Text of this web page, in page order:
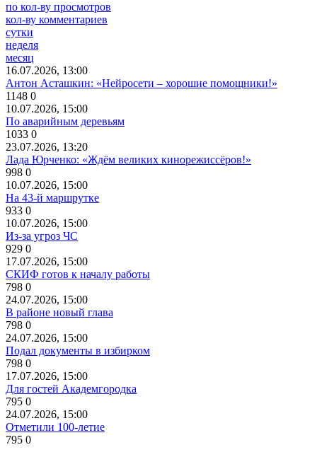
по кол-ву просмотров
кол-ву комментариев
сутки
неделя
месяц
16.07.2026, 13:00
Антон Асташкин: «Нейросети – хорошие помощники!»
1148 0
10.07.2026, 15:00
По аварийным деревьям
1033 0
23.07.2026, 13:20
Лада Юрченко: «Ждём великих кинорежиссёров!»
998 0
10.07.2026, 15:00
На 43-й маршрутке
933 0
10.07.2026, 15:00
Из-за угроз ЧС
929 0
17.07.2026, 15:00
СКИФ готов к началу работы
798 0
24.07.2026, 15:00
В районе новый глава
798 0
24.07.2026, 15:00
Подал документы в избирком
798 0
17.07.2026, 15:00
Для гостей Академгородка
795 0
24.07.2026, 15:00
Отметили 100-летие
795 0